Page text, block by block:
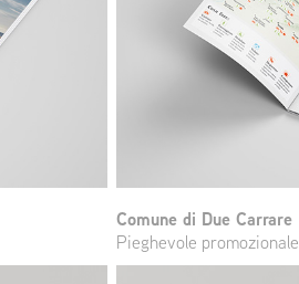
Comune di Due Carrare
Pieghevole promozionale